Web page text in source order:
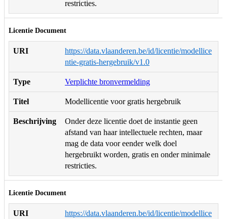
restricties.
Licentie Document
URI
https://data.vlaanderen.be/id/licentie/modellice
ntie-gratis-hergebruik/v1.0
Type Verplichte bronvermelding
Titel Modellicentie voor gratis hergebruik
Beschrijving
Onder deze licentie doet de instantie geen
afstand van haar intellectuele rechten, maar
mag de data voor eender welk doel
hergebruikt worden, gratis en onder minimale
restricties.
Licentie Document
URI
https://data.vlaanderen.be/id/licentie/modellice